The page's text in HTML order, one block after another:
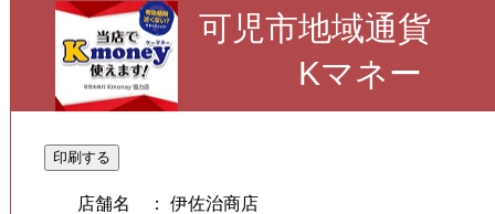
可児市地域通貨
Kマネー
印刷する
店舗名
： 伊佐治商店